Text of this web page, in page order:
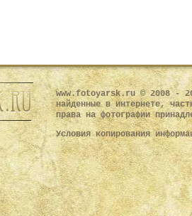
www.fotoyarsk.ru © 2008 -
найденные в интернете,
права на фотографии
Условия копирования